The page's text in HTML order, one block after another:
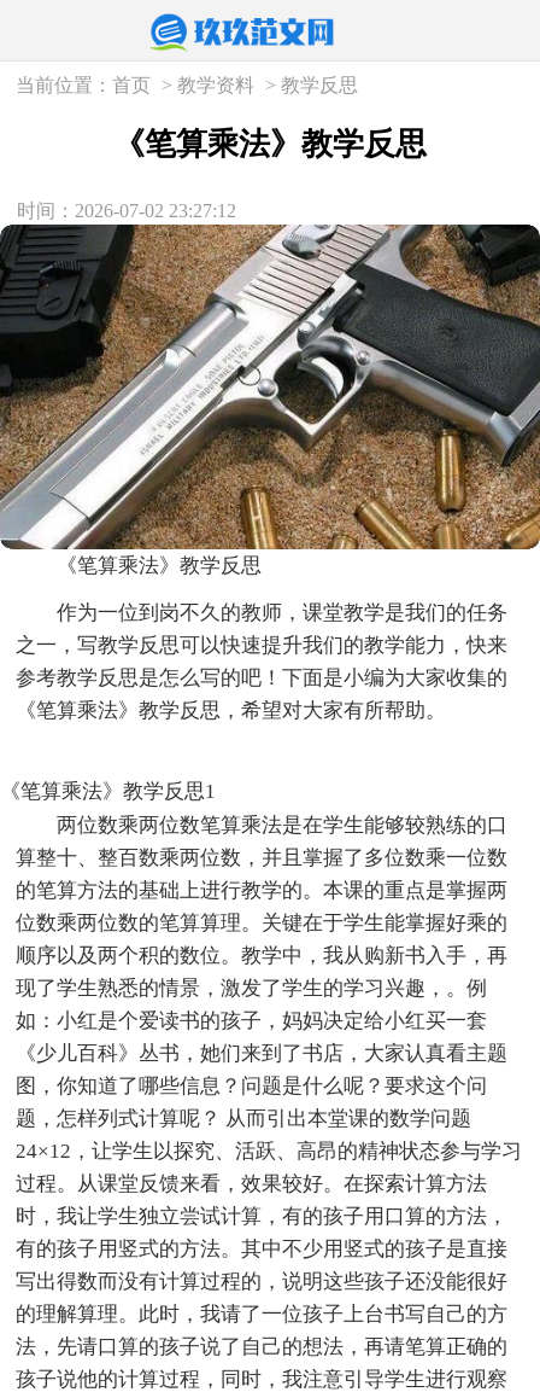
当前位置：首页 >教学资料 >教学反思
《笔算乘法》教学反思
时间：2026-07-02 23:27:12
《笔算乘法》教学反思
作为一位到岗不久的教师，课堂教学是我们的任务
之一，写教学反思可以快速提升我们的教学能力，快来
参考教学反思是怎么写的吧！下面是小编为大家收集的
《笔算乘法》教学反思，希望对大家有所帮助。
《笔算乘法》教学反思1
两位数乘两位数笔算乘法是在学生能够较熟练的口
算整十、整百数乘两位数，并且掌握了多位数乘一位数
的笔算方法的基础上进行教学的。本课的重点是掌握两
位数乘两位数的笔算算理。关键在于学生能掌握好乘的
顺序以及两个积的数位。教学中，我从购新书入手，再
现了学生熟悉的情景，激发了学生的学习兴趣，。例
如：小红是个爱读书的孩子，妈妈决定给小红买一套
《少儿百科》丛书，她们来到了书店，大家认真看主题
图，你知道了哪些信息？问题是什么呢？要求这个问
题，怎样列式计算呢？ 从而引出本堂课的数学问题
24×12，让学生以探究、活跃、高昂的精神状态参与学习
过程。从课堂反馈来看，效果较好。在探索计算方法
时，我让学生独立尝试计算，有的孩子用口算的方法，
有的孩子用竖式的方法。其中不少用竖式的孩子是直接
写出得数而没有计算过程的，说明这些孩子还没能很好
的理解算理。此时，我请了一位孩子上台书写自己的方
法，先请口算的孩子说了自己的想法，再请笔算正确的
孩子说他的计算过程，同时，我注意引导学生进行观察